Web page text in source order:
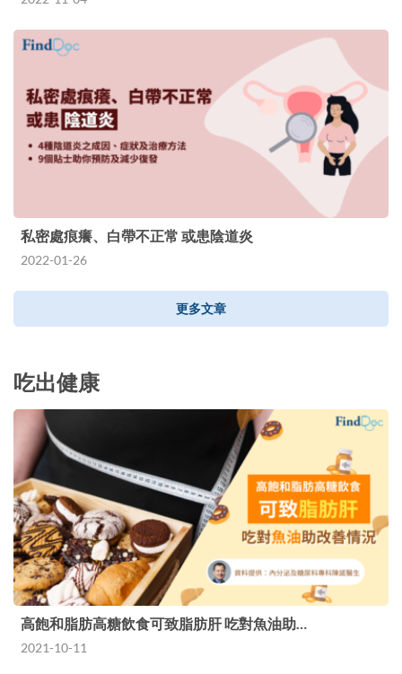
私密處痕癢、白帶不正常 或患陰道炎
2022-01-26
更多文章
吃出健康
高飽和脂肪高糖飲食可致脂肪肝 吃對魚油助…
2021-10-11